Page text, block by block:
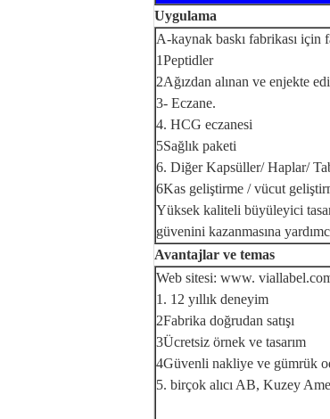
Uygulama
A-kaynak baskı fabrikası için
1Peptidler
2Ağızdan alınan ve enjekte
3- Eczane.
4. HCG eczanesi
5Sağlık paketi
6. Diğer Kapsüller/ Haplar/
6Kas geliştirme / vücut
Yüksek kaliteli büyüleyici
güvenini kazanmasına
Avantajlar ve temas
Web sitesi: www.
1. 12 yıllık deneyim
2Fabrika doğrudan satışı
3Ücretsiz örnek ve tasarım
4Güvenli nakliye ve gümrük
5. birçok alıcı AB, Kuzey